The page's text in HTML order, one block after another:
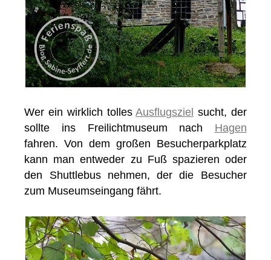
Wer ein wirklich tollesAusflugsziel sucht, der
sollte ins Freilichtmuseum nach Hagen
fahren. Von dem großen Besucherparkplatz
kann man entweder zu Fuß spazieren oder
den Shuttlebus nehmen, der die Besucher
zum Museumseingang fährt.